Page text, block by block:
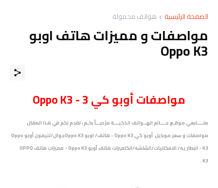
الصفحة الرئيسية هواتف محمولة
مواصفات و مميزات هاتف اوبو
Oppo K3
مواصفات أوبو كي 3 - Oppo K3
متــــابعي موقـع عــــالم الهــواتف الذكيـــة مرْحبـــاً بكـم ، نقدم لكم في هذا المقال
مواصفات و سعر موبايل أوبو كي Oppo K3 - هاتف/ اوبو Oppo K3 جوال/تليفون
أوبو Oppo
K3- البطاريه/ الامكانيات/الشاشه/الكاميرات هاتفأوبو Oppo K3 - مميزات هاتف
OPPO
K3
.